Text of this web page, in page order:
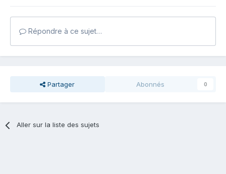
Répondre à ce sujet…
Partager Abonnés 0
Aller sur la liste des sujets